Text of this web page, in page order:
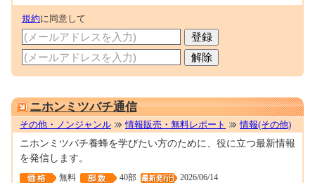
規約に同意して
ニホンミツバチ通信
その他・ノンジャンル 情報販売・無料レポート 情報(その他)
ニホンミツバチ養蜂を学びたい方のために、役に立つ最新情報
を発信します。
無料 40部
2026/06/14